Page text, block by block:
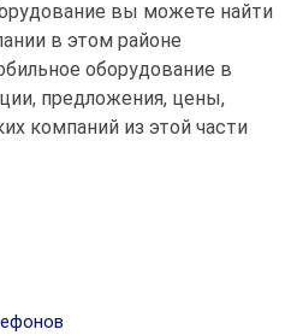
вы можете найти
в этом районе
оборудование в
предложения, цены,
компаний из этой части